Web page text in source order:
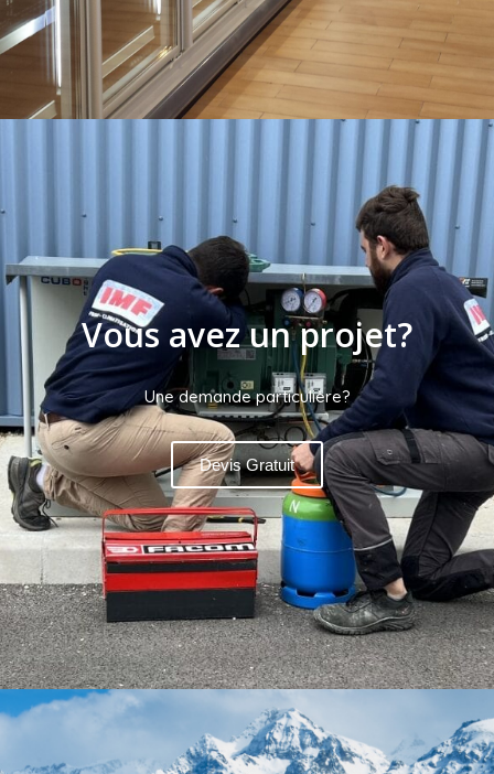
Vous avez un projet?
Une demande particulière?
Devis Gratuit